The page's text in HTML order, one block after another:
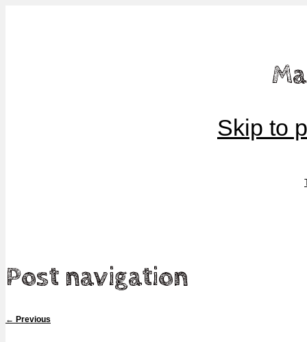
Skip to
Post navigation
← Previous